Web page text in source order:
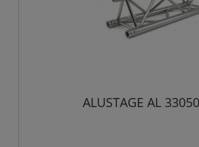
ALUSTAGE AL